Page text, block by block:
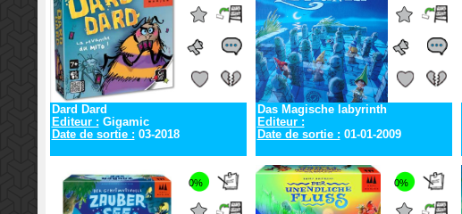
Dard Dard
Editeur : Gigamic
Date de sortie : 03-2018
Das Magische labyrinth
Editeur :
Date de sortie : 01-01-2009
0% 0%